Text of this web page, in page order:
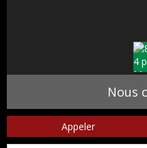
Nous
Appeler